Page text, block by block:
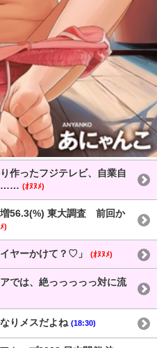
作ったフジテレビ、自業自
…… (ｵﾇﾇﾒ)
増56.3(%) 東大調査 前回か
)
ヤーかけて？♡」 (ｵﾇﾇﾒ)
では、絶っっっっっ対に流
りメスだよね (18:30)